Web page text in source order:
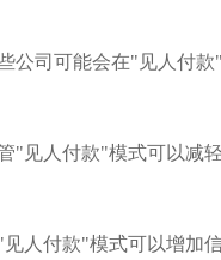
公司可能会在"见人付
"见人付款"模式可以减
人付款"模式可以增加